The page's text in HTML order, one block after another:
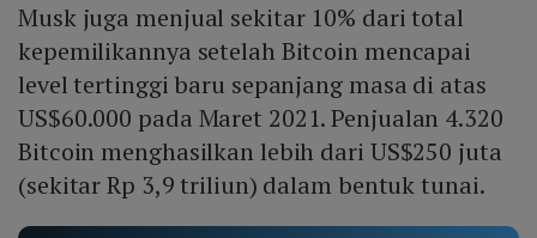
Musk juga menjual sekitar 10% dari total
kepemilikannya setelah Bitcoin mencapai
level tertinggi baru sepanjang masa di atas
US$60.000 pada Maret 2021. Penjualan 4.320
Bitcoin menghasilkan lebih dari US$250 juta
(sekitar Rp 3,9 triliun) dalam bentuk tunai.